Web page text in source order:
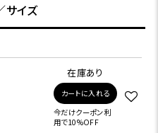
サイズ
在庫あり
カートに入れる
今だけクーポン利
用で10%OFF